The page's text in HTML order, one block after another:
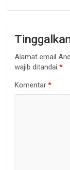
Alamat email
wajib ditandai *
Komentar *